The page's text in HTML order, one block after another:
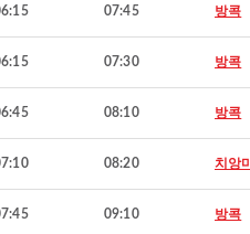
07:45 방콕
07:30 방콕
08:10 방콕
08:20 치앙
09:10 방콕